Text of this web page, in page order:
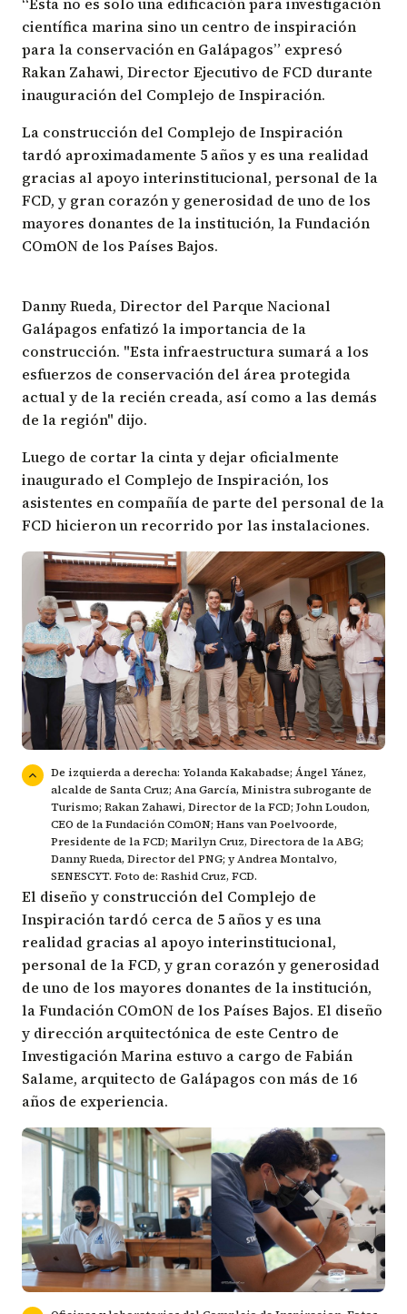
científica marina sino un centro de inspiración
para la conservación en Galápagos” expresó
Rakan Zahawi, Director Ejecutivo de FCD durante
inauguración del Complejo de Inspiración.
La construcción del Complejo de Inspiración
tardó aproximadamente 5 años y es una realidad
gracias al apoyo interinstitucional, personal de la
FCD, y gran corazón y generosidad de uno de los
mayores donantes de la institución, laFundación
COmON de los Países Bajos.
Danny Rueda, Director del Parque Nacional
Galápagos enfatizó la importancia de la
construcción. "Esta infraestructura sumará a los
esfuerzos de conservación del área protegida
actual y de la recién creada, así como a las demás
de la región" dijo.
Luego de cortar la cinta y dejar oficialmente
inaugurado el Complejo de Inspiración, los
asistentes en compañía de parte del personal de la
FCD hicieron un recorrido por las instalaciones.
De izquierda a derecha: Yolanda Kakabadse; Ángel Yánez,
alcalde de Santa Cruz; Ana García, Ministra subrogante de
Turismo; Rakan Zahawi, Director de la FCD; John Loudon,
CEO de la Fundación COmON; Hans van Poelvoorde,
Presidente de la FCD; Marilyn Cruz, Directora de la ABG;
Danny Rueda, Director del PNG; y Andrea Montalvo,
SENESCYT. Foto de: Rashid Cruz, FCD.
El diseño y construcción del Complejo de
Inspiración tardó cerca de 5 años y es una
realidad gracias al apoyo interinstitucional,
personal de la FCD, y gran corazón y generosidad
de uno de los mayores donantes de la institución,
la Fundación COmON de los Países Bajos. El diseño
y dirección arquitectónica de este Centro de
Investigación Marina estuvo a cargo de Fabián
Salame, arquitecto de Galápagos con más de 16
años de experiencia.